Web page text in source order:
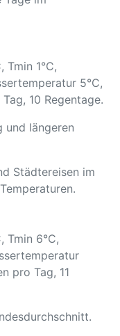
Tmin 1°C,
5°C,
10 Regentage.
und längeren
Städtereisen im
Tmin 6°C,
pro Tag, 11